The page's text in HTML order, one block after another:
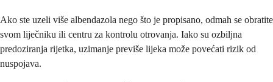
Ako ste uzeli više albendazola nego što je propisano, odmah se obratite
svom liječniku ili centru za kontrolu otrovanja. Iako su ozbiljna
predoziranja rijetka, uzimanje previše lijeka može povećati rizik od
nuspojava.